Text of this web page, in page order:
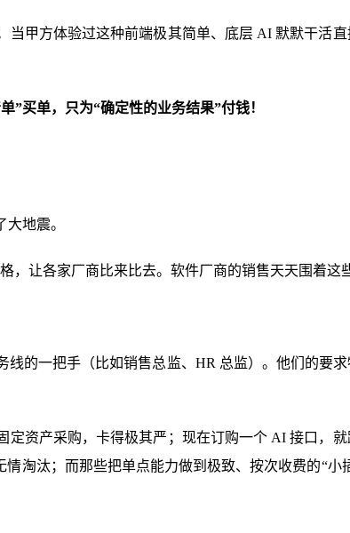
甲方体验过这种前端极其简单、底层 AI 默默干活
”买单，只为“确定性的业务结果”付钱！
地震。
让各家厂商比来比去。软件厂商的销售天天围着这
的一把手（比如销售总监、HR 总监）。他们的要
资产采购，卡得极其严；现在订购一个 AI 接口，
淘汰；而那些把单点能力做到极致、按次收费的“